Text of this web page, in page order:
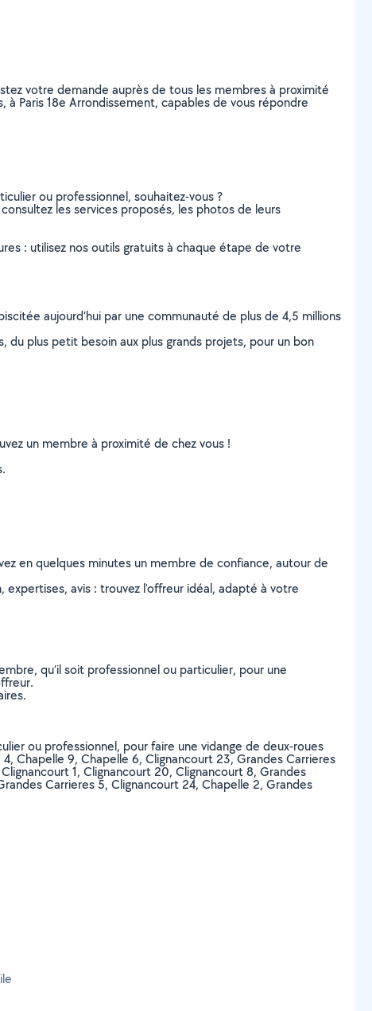
votre demande auprès de tous les membres à proximité
Paris 18e Arrondissement, capables de vous répondre
ou professionnel, souhaitez-vous ?
les services proposés, les photos de leurs
: utilisez nos outils gratuits à chaque étape de votre
aujourd’hui par une communauté de plus de 4,5 millions
plus petit besoin aux plus grands projets, pour un bon
un membre à proximité de chez vous !
en quelques minutes un membre de confiance, autour de
avis : trouvez l'offreur idéal, adapté à votre
qu’il soit professionnel ou particulier, pour une
ou professionnel, pour faire une vidange de deux-roues
Chapelle 9, Chapelle 6, Clignancourt 23, Grandes Carrieres
1, Clignancourt 20, Clignancourt 8, Grandes
Carrieres 5, Clignancourt 24, Chapelle 2, Grandes